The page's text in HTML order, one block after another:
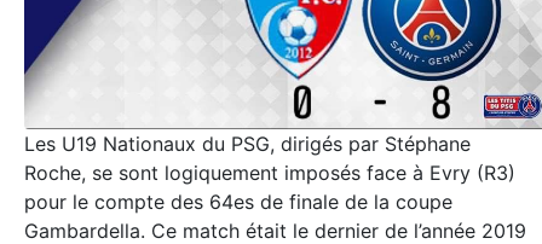
Les U19 Nationaux du PSG, dirigés par Stéphane
Roche, se sont logiquement imposés face à Evry (R3)
pour le compte des 64es de finale de la coupe
Gambardella. Ce match était le dernier de l’année 2019